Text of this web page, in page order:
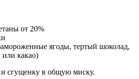
от 20%
ягоды, тертый шоколад,
или какао)
сгущенку в общую миску.